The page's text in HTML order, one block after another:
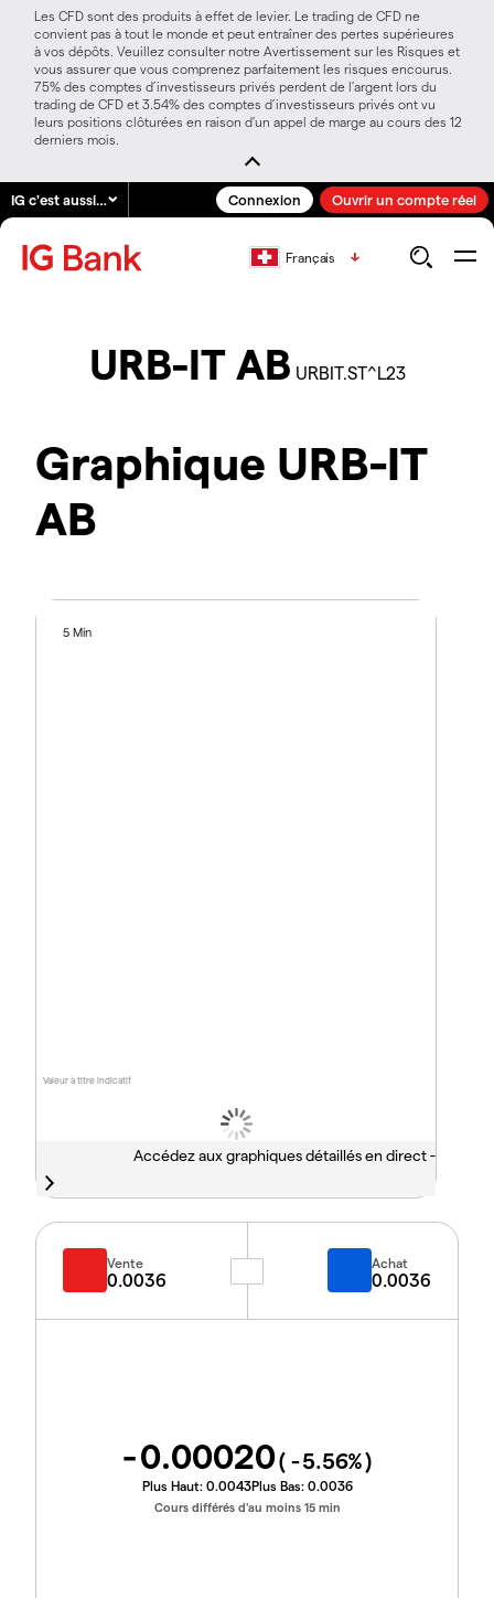
Les CFD sont des produits à effet de levier. Le trading de CFD ne
convient pas à tout le monde et peut entraîner des pertes supérieures
à vos dépôts. Veuillez consulter notre Avertissement sur les Risques et
vous assurer que vous comprenez parfaitement les risques encourus.
75% des comptes d’investisseurs privés perdent de l’argent lors du
trading de CFD et 3.54% des comptes d’investisseurs privés ont vu
leurs positions clôturées en raison d’un appel de marge au cours des 12
derniers mois.
IG c'est aussi… Connexion Ouvrir un compte réel
Français
URB-IT AB URBIT.ST^L23
Graphique URB-IT
AB
Valeur à titre indicatif
5 Min
Accédez aux graphiques détaillés en direct -
Vente
0.0036
Achat
0.0036
-0.00020( -5.56%)
Plus Haut: 0.0043Plus Bas: 0.0036
Cours différés d'au moins 15 min